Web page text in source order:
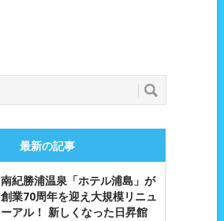
最新の記事
南紀勝浦温泉「ホテル浦島」が
創業70周年を迎え大規模リニュ
ーアル！ 新しくなった日昇館